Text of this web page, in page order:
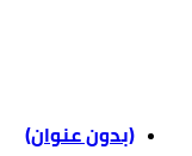
(بدون عنوان)